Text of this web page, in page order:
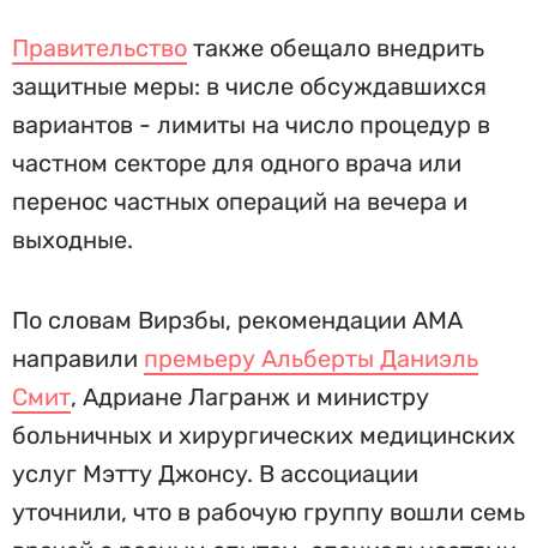
Правительство также обещало внедрить
защитные меры: в числе обсуждавшихся
вариантов - лимиты на число процедур в
частном секторе для одного врача или
перенос частных операций на вечера и
выходные.
По словам Вирзбы, рекомендации AMA
направили премьеру Альберты Даниэль
Смит, Адриане Лагранж и министру
больничных и хирургических медицинских
услуг Мэтту Джонсу. В ассоциации
уточнили, что в рабочую группу вошли семь